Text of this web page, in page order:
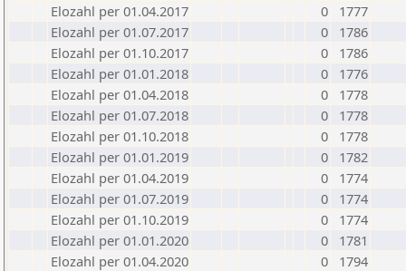
Elozahl per 01.04.2017
0
1777
Elozahl per 01.07.2017
0
1786
Elozahl per 01.10.2017
0
1786
Elozahl per 01.01.2018
0
1776
Elozahl per 01.04.2018
0
1778
Elozahl per 01.07.2018
0
1778
Elozahl per 01.10.2018
0
1778
Elozahl per 01.01.2019
0
1782
Elozahl per 01.04.2019
0
1774
Elozahl per 01.07.2019
0
1774
Elozahl per 01.10.2019
0
1774
Elozahl per 01.01.2020
0
1781
Elozahl per 01.04.2020
0
1794